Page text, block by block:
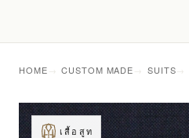
HOME CUSTOM MADE SUITS
เสื้อสูท